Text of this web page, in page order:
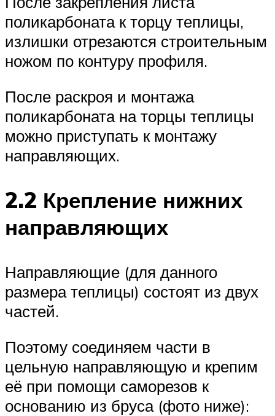
поликарбоната к торцу теплицы,
излишки отрезаются строительным
ножом по контуру профиля.
После раскроя и монтажа
поликарбоната на торцы теплицы
можно приступать к монтажу
направляющих.
2.2 Крепление нижних
направляющих
Направляющие (для данного
размера теплицы) состоят из двух
частей.
Поэтому соединяем части в
цельную направляющую и крепим
её при помощи саморезов к
основанию из бруса (фото ниже):